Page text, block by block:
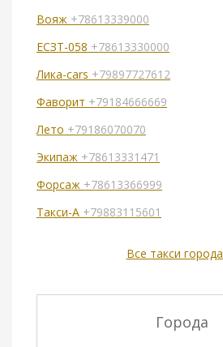
Вояж +78613339000
ЕСЗТ-058 +78613330000
Лика-cars +79897727612
Фаворит +79184666669
Лето +79186070070
Экипаж +78613331471
Форсаж +78613366999
Такси-А +79883115601
Все такси города
Города